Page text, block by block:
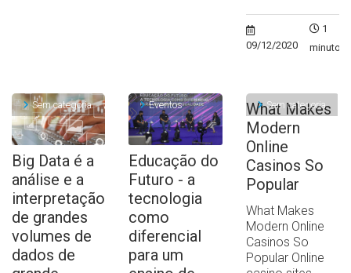
09/12/2020
1
minuto
Sem categoria
Big Data é a
análise e a
interpretação
de grandes
volumes de
dados de
Eventos
Educação do
Futuro - a
tecnologia
como
diferencial
para um
Sem categoria
What Makes
Modern
Online
Casinos So
Popular
What Makes
Modern Online
Casinos So
Popular Online